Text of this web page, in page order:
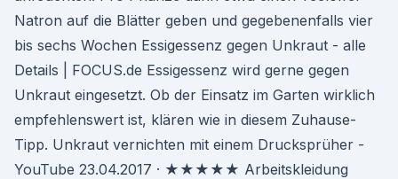
Natron auf die Blätter geben und gegebenenfalls vier
bis sechs Wochen Essigessenz gegen Unkraut - alle
Details | FOCUS.de Essigessenz wird gerne gegen
Unkraut eingesetzt. Ob der Einsatz im Garten wirklich
empfehlenswert ist, klären wie in diesem Zuhause-
Tipp. Unkraut vernichten mit einem Drucksprüher -
YouTube 23.04.2017 · ★★★★★ Arbeitskleidung